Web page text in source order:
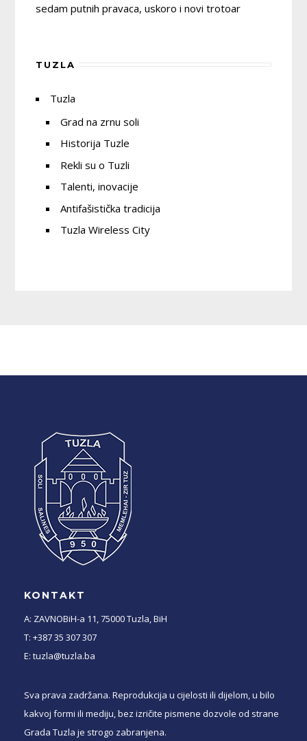
sedam putnih pravaca, uskoro i novi trotoar
TUZLA
Tuzla
Grad na zrnu soli
Historija Tuzle
Rekli su o Tuzli
Talenti, inovacije
Antifašistička tradicija
Tuzla Wireless City
KONTAKT
A: ZAVNOBiH-a 11, 75000 Tuzla, BiH
T: +387 35 307 307
E: tuzla@tuzla.ba
Sva prava zadržana. Reprodukcija u cijelosti ili dijelom, u bilo
kakvoj formi ili mediju, bez izričite pismene dozvole od strane
Grada Tuzla je strogo zabranjena.